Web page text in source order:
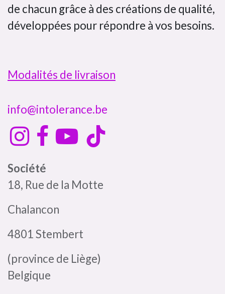
de chacun grâce à des créations de qualité,
développées pour répondre à vos besoins.
Modalités de livraison
info@intolerance.be
Société
18, Rue de la Motte
Chalancon
4801 Stembert
(province de Liège)
Belgique